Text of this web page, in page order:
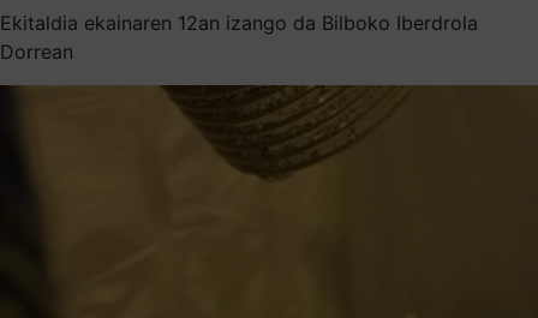
Ekitaldia ekainaren 12an izango da Bilboko Iberdrola
Dorrean